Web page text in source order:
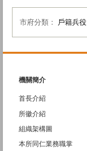
市府分類： 戶籍兵役
機關簡介
首長介紹
所徽介紹
組織架構圖
本所同仁業務職掌